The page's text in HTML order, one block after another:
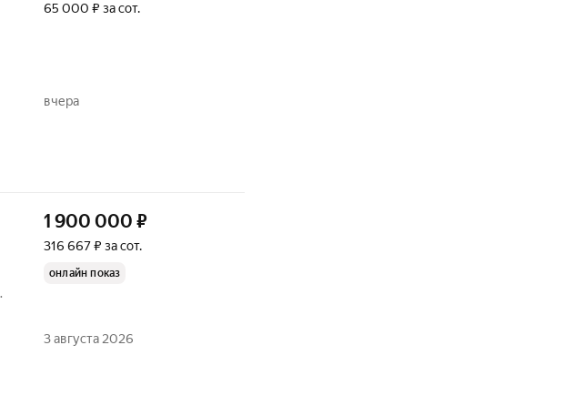
65 000 ₽ за сот.
вчера
1 900 000 ₽
316 667 ₽ за сот.
онлайн показ
3 августа 2026